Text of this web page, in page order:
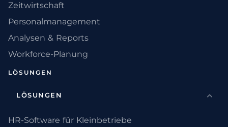
Zeitwirtschaft
Personalmanagement
Analysen & Reports
Workforce-Planung
LÖSUNGEN
LÖSUNGEN
HR-Software für Kleinbetriebe